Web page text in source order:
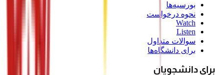
بورسیه‌ها
نحوه درخواست
Watch
Listen
سوالات متداول
برای دانشگاه‌ها
برای دانشجویان